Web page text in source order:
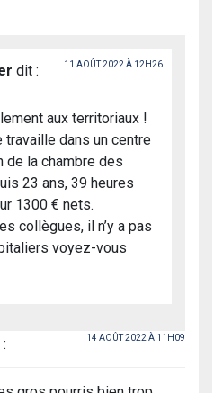
dit : 11 AOÛT 2022 À 12H26
aux territoriaux !
travaille dans un centre
de la chambre des
23 ans, 39 heures
1300 € nets.
collègues, il n’y a pas
voyez-vous
14 AOÛT 2022 À 11H09